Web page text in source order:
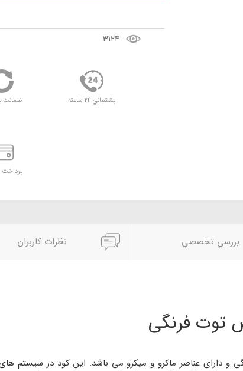
3124
پشتيباني 24 ساعته ضمانت
بررسي تخصصي نظرات کاربران
توت فرنگی
دارای عناصر ماکرو و میکرو می باشد. این کود در سیستم